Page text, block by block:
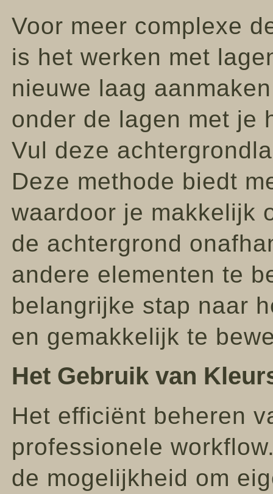
Voor meer complexe
is het werken met
nieuwe laag
onder de lagen met je
Vul deze
Deze methode biedt
waardoor je makkelijk
de achtergrond
andere elementen te
belangrijke stap naar
en gemakkelijk te
Het Gebruik van
Het efficiënt beheren
professionele
de mogelijkheid om